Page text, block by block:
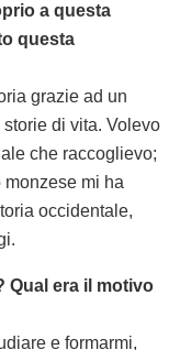
a questa
questa
grazie ad un
di vita. Volevo
che raccoglievo;
mi ha
occidentale,
Qual era il motivo
e formarmi,